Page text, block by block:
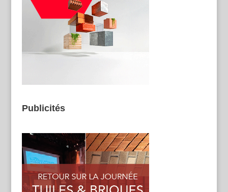
Publicités